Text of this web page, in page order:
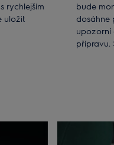
rychlejším
uložit
bude
dosáhne
upozorní
přípravu.